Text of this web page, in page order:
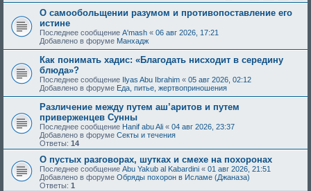
О самообольщении разумом и противопоставление его
истине
Последнее сообщение A'mash « 06 авг 2026, 17:21
Добавлено в форуме Манхадж
Как понимать хадис: «Благодать нисходит в середину
блюда»?
Последнее сообщение Ilyas Abu Ibrahim « 05 авг 2026, 02:12
Добавлено в форуме Еда, питье, жертвоприношения
Различение между путем аш’аритов и путем
приверженцев Сунны
Последнее сообщение Hanif abu Ali « 04 авг 2026, 23:37
Добавлено в форуме Секты и течения
Ответы: 14
О пустых разговорах, шутках и смехе на похоронах
Последнее сообщение Abu Yakub al Kabardini « 01 авг 2026, 21:51
Добавлено в форуме Обряды похорон в Исламе (Джаназа)
Ответы: 1